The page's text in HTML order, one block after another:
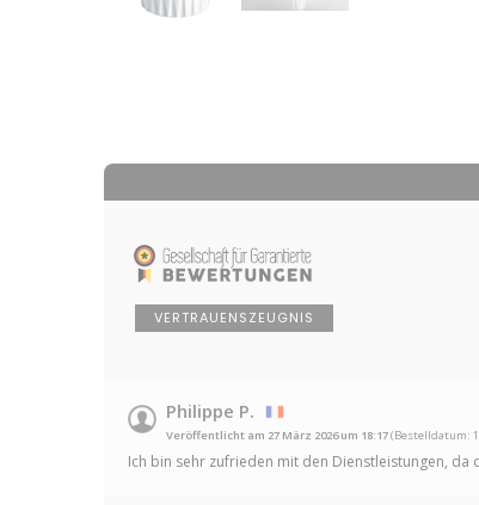
VERTRAUENSZEUGNIS
Philippe P.
Veröffentlicht am 27 März 2026 um 18:17(Bestelldatum:
Ich bin sehr zufrieden mit den Dienstleistungen, da